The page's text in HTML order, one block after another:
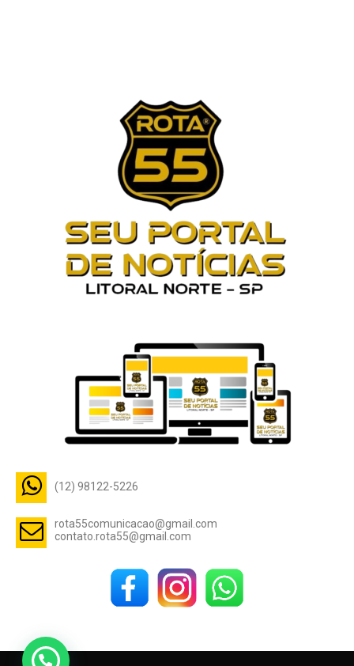
(12) 98122-5226
rota55comunicacao@gmail.com
contato.rota55@gmail.com